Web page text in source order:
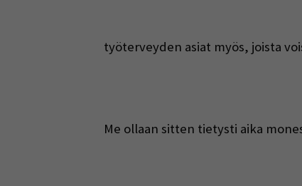
työterveyden asiat myös, joista
Me ollaan sitten tietysti aika